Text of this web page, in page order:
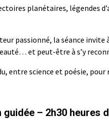
planétaires, légendes
passionné, la séance
et peut-être à s’y
entre science et poésie, pour
guidée – 2h30 heures